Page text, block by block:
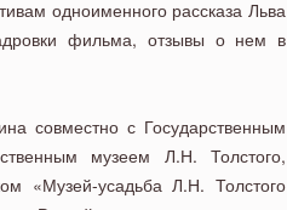
одноименного рассказа Льва
фильма, отзывы о нем в
совместно с Государственным
музеем Л.Н. Толстого,
«Музей-усадьба Л.Н. Толстого